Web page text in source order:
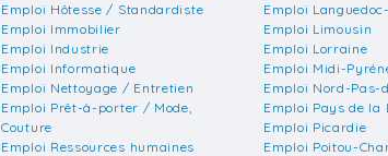
Emploi Hôtesse / Standardiste
Emploi Immobilier
Emploi Industrie
Emploi Informatique
Emploi Nettoyage / Entretien
Emploi Prêt-à-porter / Mode,
Couture
Emploi Ressources humaines
Emploi
Emploi Limousin
Emploi Lorraine
Emploi Midi-
Emploi Nord-Pas-
Emploi Pays de la
Emploi Picardie
Emploi Poitou-